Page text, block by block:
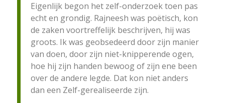
Eigenlijk begon het zelf-onderzoek toen pas
echt en grondig. Rajneesh was poëtisch, kon
de zaken voortreffelijk beschrijven, hij was
groots. Ik was geobsedeerd door zijn manier
van doen, door zijn niet-knipperende ogen,
hoe hij zijn handen bewoog of zijn ene been
over de andere legde. Dat kon niet anders
dan een Zelf-gerealiseerde zijn.